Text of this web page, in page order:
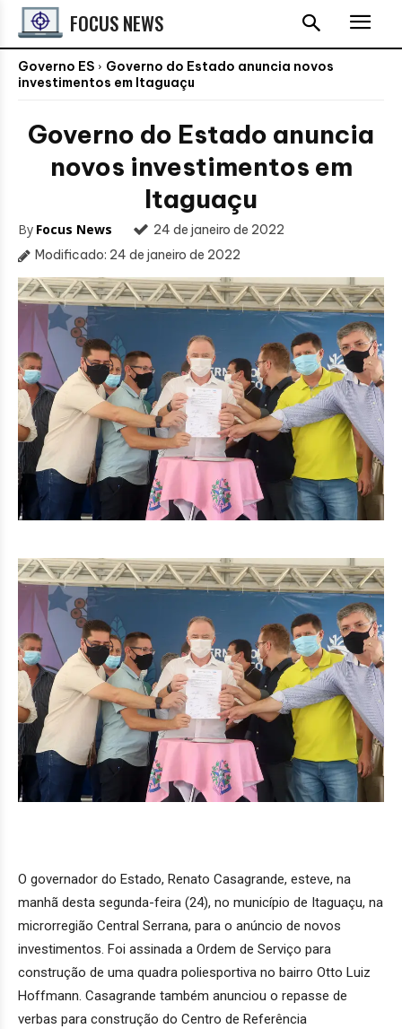
FOCUS NEWS
Governo ES
Governo do Estado anuncia novos
investimentos em Itaguaçu
Governo do Estado anuncia
novos investimentos em
Itaguaçu
By Focus News
24 de janeiro de 2022
Modificado: 24 de janeiro de 2022
O governador do Estado, Renato Casagrande, esteve, na
manhã desta segunda-feira (24), no município de Itaguaçu, na
microrregião Central Serrana, para o anúncio de novos
investimentos. Foi assinada a Ordem de Serviço para
construção de uma quadra poliesportiva no bairro Otto Luiz
Hoffmann. Casagrande também anunciou o repasse de
verbas para construção do Centro de Referência